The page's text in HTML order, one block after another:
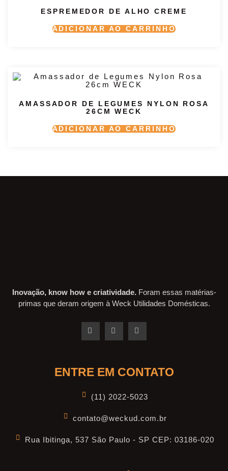
ESPREMEDOR DE ALHO CREME
ADICIONAR AO CARRINHO
AMASSADOR DE LEGUMES NYLON ROSA
26CM WECK
ADICIONAR AO CARRINHO
Inovação, know how e criatividade. Foram essas matérias-
primas que deram origem à Weck Utilidades Domésticas.
ENTRE EM CONTATO
(11) 2022-5023
contato@weckud.com.br
Rua Ibitinga, 537 São Paulo - SP CEP: 03186-020